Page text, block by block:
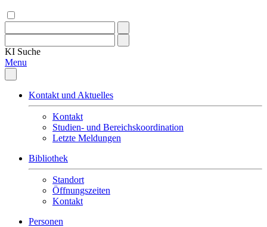
KI Suche
Menu
Kontakt und Aktuelles
Kontakt
Studien- und Bereichskoordination
Letzte Meldungen
Bibliothek
Standort
Öffnungszeiten
Kontakt
Personen